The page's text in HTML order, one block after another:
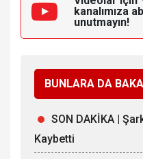
kanalımıza
unutmayın!
BUNLARA DA
SON DAKİKA |
Kaybetti